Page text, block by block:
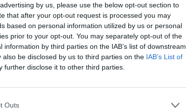
by us, please use the below opt-out section to
that after your opt-out request is processed you may
based on personal information utilized by us or personal
prior to your opt-out. You may separately opt-out of the
by third parties on the IAB’s list of downstream
be disclosed by us to third parties on the IAB’s List of
further disclose it to other third parties.
Outs